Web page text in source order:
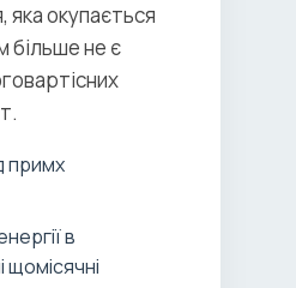
яка окупається
більше не є
примх
в